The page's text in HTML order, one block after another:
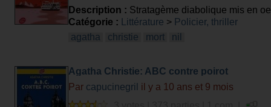
Description : Stratagème diabolique mis en
Catégorie :
Littérature > Policier, thriller
agatha
christie mort nil
Agatha Christie: ABC contre poirot
Par capucinegril
il y a 10 ans et 9 mois